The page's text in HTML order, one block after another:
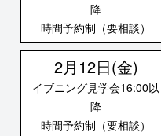
降
時間予約制（要相談）
2月12日(金)
イブニング見学会16:00以
降
時間予約制（要相談）